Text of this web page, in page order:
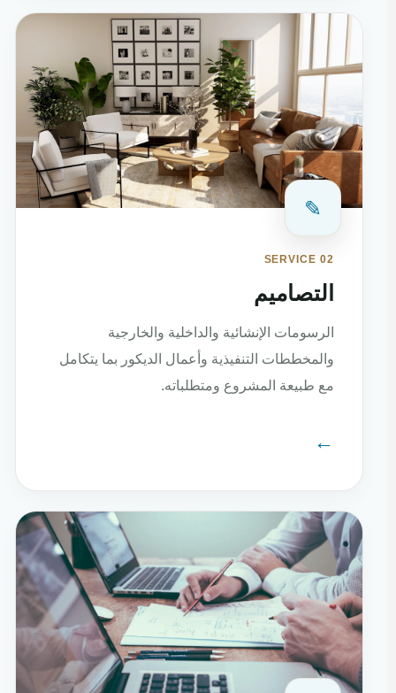
✎
SERVICE 02
التصاميم
الرسومات الإنشائية والداخلية والخارجية
والمخططات التنفيذية وأعمال الديكور بما يتكامل
مع طبيعة المشروع ومتطلباته.
←